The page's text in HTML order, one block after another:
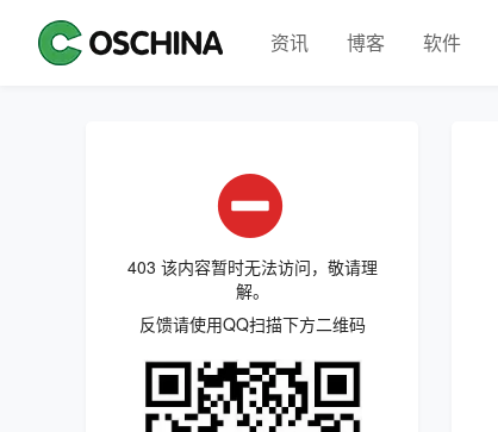
资讯 博客 软件
403 该内容暂时无法访问，敬请理
解。
反馈请使用QQ扫描下方二维码